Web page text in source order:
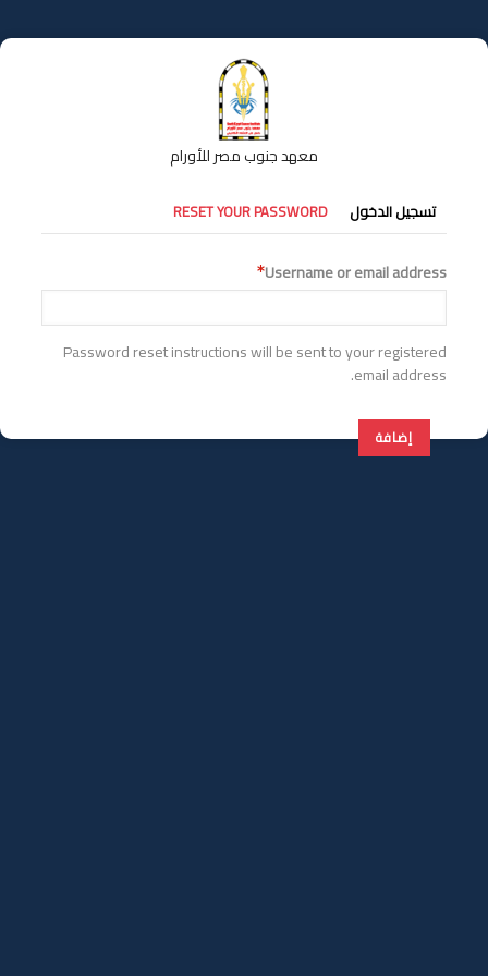
إلى
المحتوى
معهد جنوب مصر للأورام
التبويبات
الأساسية
تسجيل الدخول RESET YOUR PASSWORD
Username or email address
Password reset instructions will be sent to your registered
email address.